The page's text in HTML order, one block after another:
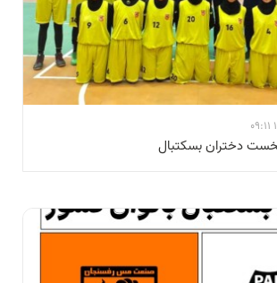
دختران بسكتبال